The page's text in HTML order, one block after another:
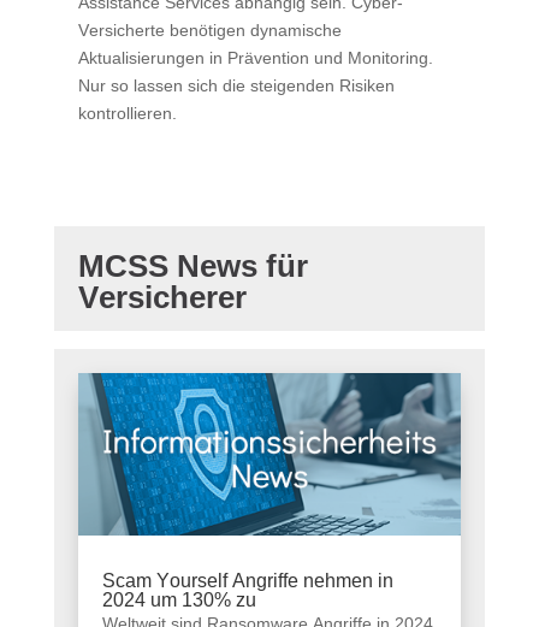
Versicherte benötigen dynamische
Aktualisierungen in Prävention und Monitoring.
Nur so lassen sich die steigenden Risiken
kontrollieren.
MCSS News für
Versicherer
Scam Yourself Angriffe nehmen in
2024 um 130% zu